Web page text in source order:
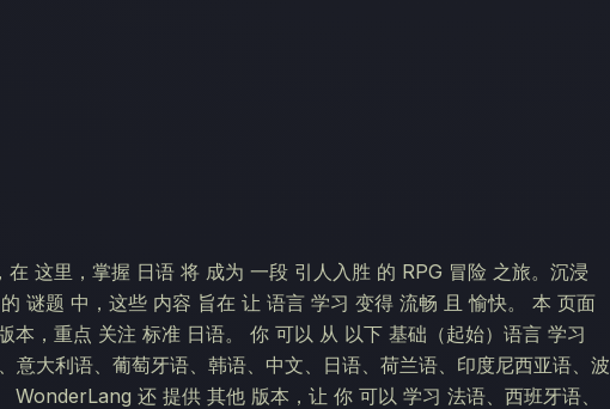
这里，掌握 日语 将 成为 一段 引人入胜 的 RPG 冒险 之旅。沉浸
谜题 中，这些 内容 旨在 让 语言 学习 变得 流畅 且 愉快。 本 页面
，重点 关注 标准 日语。 你 可以 从 以下 基础（起始）语言 学习
意大利语、葡萄牙语、韩语、中文、日语、荷兰语、印度尼西亚语、波
WonderLang 还 提供 其他 版本，让 你 可以 学习 法语、西班牙语、